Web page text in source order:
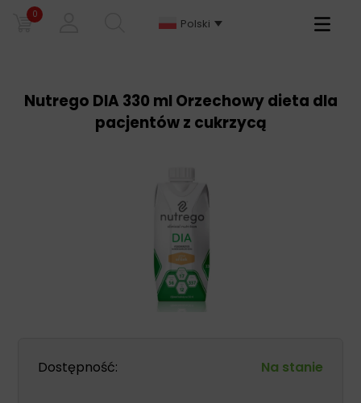
0
Polski
Primary
Nutrego DIA 330 ml Orzechowy dieta dla
pacjentów z cukrzycą
Dostępność: Na stanie